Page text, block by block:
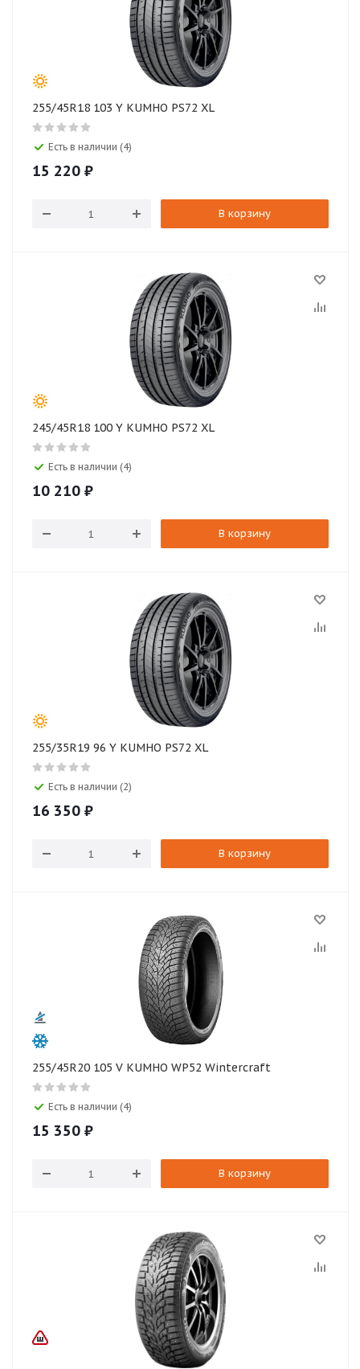
255/45R18 103 Y KUMHO PS72 XL
Есть в наличии (4)
15 220 ₽
В корзину
245/45R18 100 Y KUMHO PS72 XL
Есть в наличии (4)
10 210 ₽
В корзину
255/35R19 96 Y KUMHO PS72 XL
Есть в наличии (2)
16 350 ₽
В корзину
255/45R20 105 V KUMHO WP52 Wintercraft
Есть в наличии (4)
15 350 ₽
В корзину